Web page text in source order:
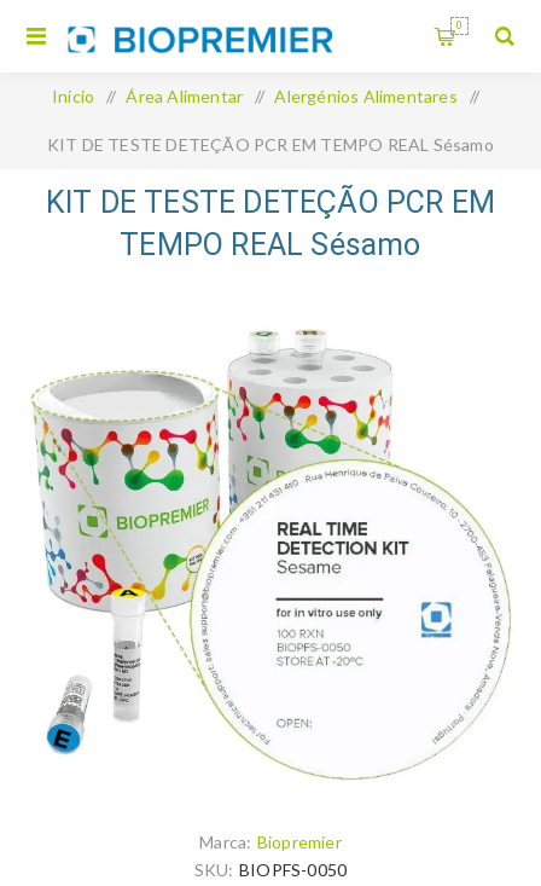
0
Início / Área Alimentar / Alergénios Alimentares /
KIT DE TESTE DETEÇÃO PCR EM TEMPO REAL Sésamo
KIT DE TESTE DETEÇÃO PCR EM
TEMPO REAL Sésamo
Marca: Biopremier
SKU: BIOPFS-0050